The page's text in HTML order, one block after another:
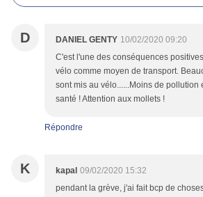
D DANIEL GENTY 10/02/2020 09:20
C'est l'une des conséquences
vélo comme moyen de transport.
sont mis au vélo......Moins de pollution
santé ! Attention aux mollets !
Répondre
K kapal 09/02/2020 15:32
pendant la grève, j'ai fait bcp de